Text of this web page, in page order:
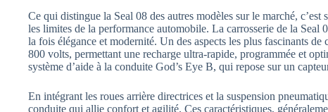
Ce qui distingue la Seal 08 des autres modèles sur le marché,
les limites de la performance automobile. La carrosserie de la Seal
la fois élégance et modernité. Un des aspects les plus fascinants
800 volts, permettant une recharge ultra-rapide, programmée et
système d’aide à la conduite God’s Eye B, qui repose sur un
En intégrant les roues arrière directrices et la suspension
conduite qui allie confort et agilité. Ces caractéristiques,